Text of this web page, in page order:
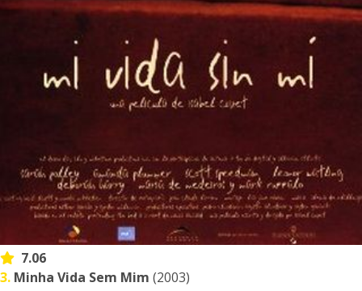
7.06
3. Minha Vida Sem Mim (2003)